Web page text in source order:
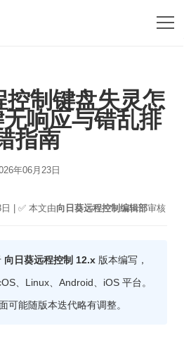
控制键盘失灵怎
响应与错乱排
指南
年06月23日
| ✅ 本文由向日葵远程控制编辑部审核
向日葵远程控制 12.x 版本编写，
、Linux、Android、iOS 平台。
可能随版本迭代略有调整。